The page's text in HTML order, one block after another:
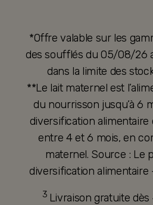
*Offre valable sur les
des soufflés du 05/08/26
dans la limite des
**Le lait maternel est
du nourrisson jusqu’à 6
diversification
entre 4 et 6 mois, en
maternel. Source : Le
diversification
3 Livraison gratuite